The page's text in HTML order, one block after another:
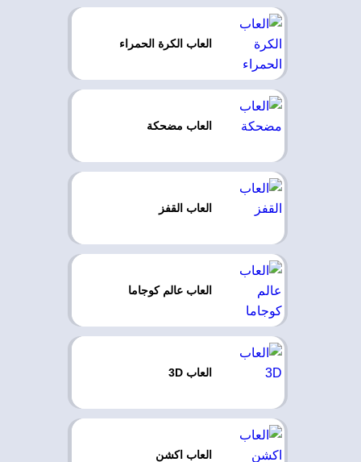
العاب الكرة الحمراء
العاب مضحكة
العاب القفز
العاب عالم كوجاما
العاب 3D
العاب اكشن